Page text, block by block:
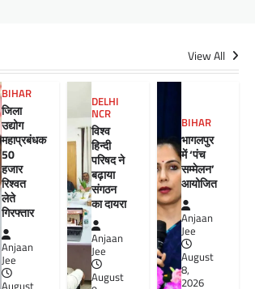
View All
BIHAR
जिला
उद्योग
महाप्रबंधक
50
हजार
रिश्वत
लेते
गिरफ्तार
Anjaan
Jee
DELHI
NCR
विश्व
हिन्दी
परिषद ने
बढ़ाया
संगठन
का दायरा
Anjaan
Jee
August
BIHAR
भागलपुर
में ‘पंच
सम्मेलन’
आयोजित
Anjaan
Jee
August
8,
2026